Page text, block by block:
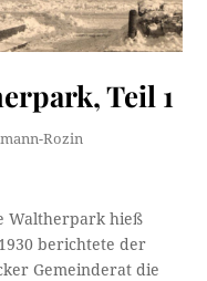
Teil 1
Rozin
Waltherpark hieß
berichtete der
Gemeinderat die